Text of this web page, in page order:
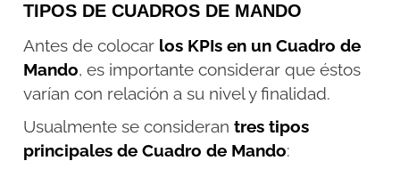
TIPOS DE CUADROS DE MANDO
Antes de colocar los KPIs en un Cuadro de
Mando, es importante considerar que éstos
varían con relación a su nivel y finalidad.
Usualmente se considerantres tipos
principales de Cuadro de Mando: